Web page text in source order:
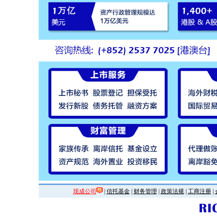
现成公司 | 信托基金| 财务管理 政策法规| 工商注册|